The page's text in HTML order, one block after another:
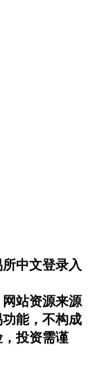
中文登录入
站资源来源
能，不构成
投资需谨